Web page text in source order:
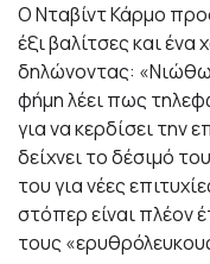
Ο Νταβίντ Κάρμο
έξι βαλίτσες και
δηλώνοντας: «Νιώθω
φήμη λέει πως
για να κερδίσει την
δείχνει το δέσιμό
του για νέες
στόπερ είναι πλέον
τους